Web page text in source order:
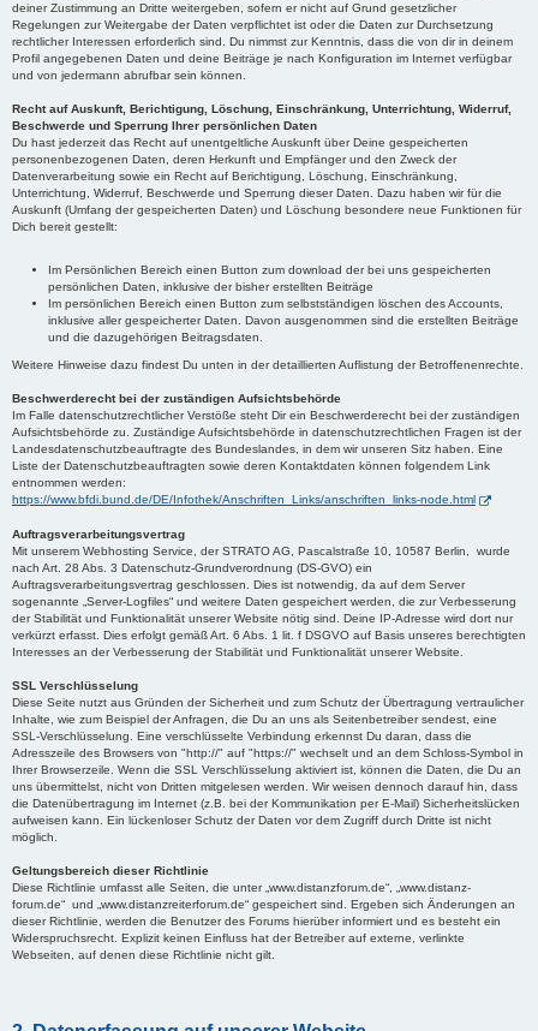
deiner Zustimmung an Dritte weitergeben, sofern er nicht auf Grund gesetzlicher
Regelungen zur Weitergabe der Daten verpflichtet ist oder die Daten zur Durchsetzung
rechtlicher Interessen erforderlich sind. Du nimmst zur Kenntnis, dass die von dir in deinem
Profil angegebenen Daten und deine Beiträge je nach Konfiguration im Internet verfügbar
und von jedermann abrufbar sein können.
Recht auf Auskunft, Berichtigung, Löschung, Einschränkung, Unterrichtung, Widerruf,
Beschwerde und Sperrung Ihrer persönlichen Daten
Du hast jederzeit das Recht auf unentgeltliche Auskunft über Deine gespeicherten
personenbezogenen Daten, deren Herkunft und Empfänger und den Zweck der
Datenverarbeitung sowie ein Recht auf Berichtigung, Löschung, Einschränkung,
Unterrichtung, Widerruf, Beschwerde und Sperrung dieser Daten. Dazu haben wir für die
Auskunft (Umfang der gespeicherten Daten) und Löschung besondere neue Funktionen für
Dich bereit gestellt:
Im Persönlichen Bereich einen Button zum download der bei uns gespeicherten
persönlichen Daten, inklusive der bisher erstellten Beiträge
Im persönlichen Bereich einen Button zum selbstständigen löschen des Accounts,
inklusive aller gespeicherter Daten. Davon ausgenommen sind die erstellten Beiträge
und die dazugehörigen Beitragsdaten.
Weitere Hinweise dazu findest Du unten in der detaillierten Auflistung der Betroffenenrechte.
Beschwerderecht bei der zuständigen Aufsichtsbehörde
Im Falle datenschutzrechtlicher Verstöße steht Dir ein Beschwerderecht bei der zuständigen
Aufsichtsbehörde zu. Zuständige Aufsichtsbehörde in datenschutzrechtlichen Fragen ist der
Landesdatenschutzbeauftragte des Bundeslandes, in dem wir unseren Sitz haben. Eine
Liste der Datenschutzbeauftragten sowie deren Kontaktdaten können folgendem Link
entnommen werden:
https://www.bfdi.bund.de/DE/Infothek/Anschriften_Links/anschriften_links-node.html
Auftragsverarbeitungsvertrag
Mit unserem Webhosting Service, der STRATO AG, Pascalstraße 10, 10587 Berlin, wurde
nach Art. 28 Abs. 3 Datenschutz-Grundverordnung (DS-GVO) ein
Auftragsverarbeitungsvertrag geschlossen. Dies ist notwendig, da auf dem Server
sogenannte „Server-Logfiles“ und weitere Daten gespeichert werden, die zur Verbesserung
der Stabilität und Funktionalität unserer Website nötig sind. Deine IP-Adresse wird dort nur
verkürzt erfasst. Dies erfolgt gemäß Art. 6 Abs. 1 lit. f DSGVO auf Basis unseres berechtigten
Interesses an der Verbesserung der Stabilität und Funktionalität unserer Website.
SSL Verschlüsselung
Diese Seite nutzt aus Gründen der Sicherheit und zum Schutz der Übertragung vertraulicher
Inhalte, wie zum Beispiel der Anfragen, die Du an uns als Seitenbetreiber sendest, eine
SSL-Verschlüsselung. Eine verschlüsselte Verbindung erkennst Du daran, dass die
Adresszeile des Browsers von "http://" auf "https://" wechselt und an dem Schloss-Symbol in
Ihrer Browserzeile. Wenn die SSL Verschlüsselung aktiviert ist, können die Daten, die Du an
uns übermittelst, nicht von Dritten mitgelesen werden. Wir weisen dennoch darauf hin, dass
die Datenübertragung im Internet (z.B. bei der Kommunikation per E-Mail) Sicherheitslücken
aufweisen kann. Ein lückenloser Schutz der Daten vor dem Zugriff durch Dritte ist nicht
möglich.
Geltungsbereich dieser Richtlinie
Diese Richtlinie umfasst alle Seiten, die unter „www.distanzforum.de“, „www.distanz-
forum.de“ und „www.distanzreiterforum.de“ gespeichert sind. Ergeben sich Änderungen an
dieser Richtlinie, werden die Benutzer des Forums hierüber informiert und es besteht ein
Widerspruchsrecht. Explizit keinen Einfluss hat der Betreiber auf externe, verlinkte
Webseiten, auf denen diese Richtlinie nicht gilt.